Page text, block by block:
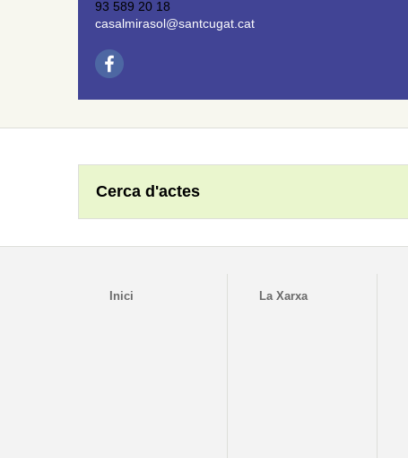
93 589 20 18
casalmirasol@santcugat.cat
Cerca d'actes
Inici La Xarxa